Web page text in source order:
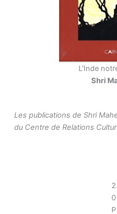
L’Inde
Shri
Les publications de Shri
du Centre de Relations
2
0
P